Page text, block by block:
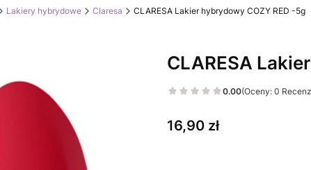
Lakiery hybrydowe Claresa CLARESA Lakier hybrydowy COZY RED -5g
CLARESA
0.00(Oceny: 0
Cena
16,90 zł